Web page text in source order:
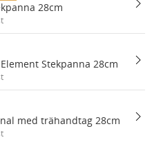
28cm
Stekpanna 28cm
med trähandtag 28cm